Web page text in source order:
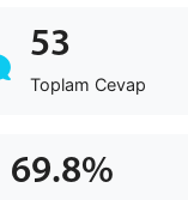
53
Toplam Cevap
69.8%